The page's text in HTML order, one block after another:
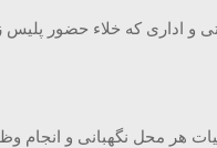
اداری که خلاء حضور پلیس
هر محل نگهبانی و